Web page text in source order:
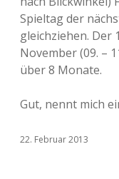
Spieltag der
gleichziehen. Der
November (09. –
über 8 Monate.
Gut, nennt mich
22. Februar 2013